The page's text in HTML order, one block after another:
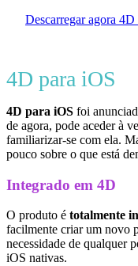
Descarregar agora
4D para iOS
4D para iOS foi
de agora, pode aceder à
familiarizar-se com ela.
pouco sobre o que está
Integrado em 4D
O produto é totalmente
facilmente criar um novo
necessidade de qualquer
iOS nativas.